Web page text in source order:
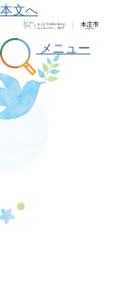
本文へ
メニュー